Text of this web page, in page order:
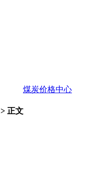
煤炭价格中心
> 正文